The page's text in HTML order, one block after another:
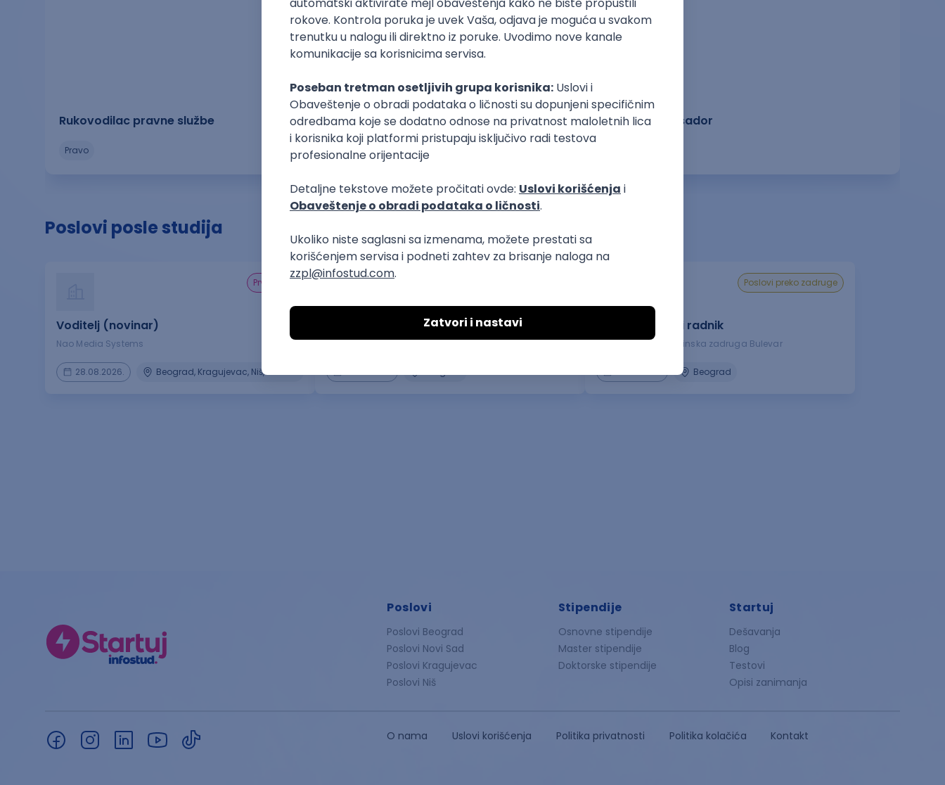
Rukovodilac pravne službe
pravo
Sudija
pravo
Ambasador
Poslovi posle studija
prvi posao
Voditelj (novinar)
Nao Media Systems
28.08.2026.
Advokatski pripravnik/-ca
Advokatska kancelarija Đalić
poslovi preko zadruge
Administrativni radnik
Studentska i omladinska zadruga Bulevar
Beograd
Poslovi
Poslovi Beograd
Poslovi Novi Sad
Poslovi Kragujevac
Poslovi Niš
Stipendije
Osnovne stipendije
Master stipendije
Doktorske stipendije
Startuj
Dešavanja
Blog
Testovi
Opisi zanimanja
O nama Uslovi korišćenja Politika privatnosti Politika kolačića Kontakt